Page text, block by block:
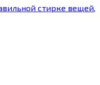
стирке вещей,